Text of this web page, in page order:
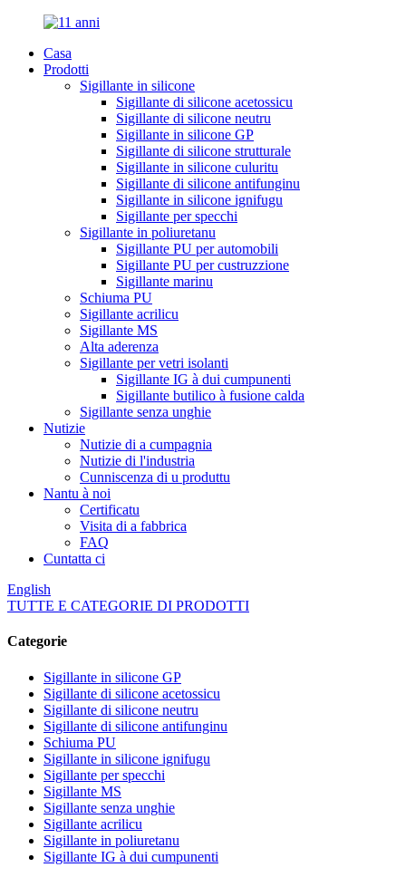
Casa
Prodotti
Sigillante in silicone
Sigillante di silicone acetossicu
Sigillante di silicone neutru
Sigillante in silicone GP
Sigillante di silicone strutturale
Sigillante in silicone culuritu
Sigillante di silicone antifunginu
Sigillante in silicone ignifugu
Sigillante per specchi
Sigillante in poliuretanu
Sigillante PU per automobili
Sigillante PU per custruzzione
Sigillante marinu
Schiuma PU
Sigillante acrilicu
Sigillante MS
Alta aderenza
Sigillante per vetri isolanti
Sigillante IG à dui cumpunenti
Sigillante butilico à fusione calda
Sigillante senza unghie
Nutizie
Nutizie di a cumpagnia
Nutizie di l'industria
Cunniscenza di u produttu
Nantu à noi
Certificatu
Visita di a fabbrica
FAQ
Cuntatta ci
English
TUTTE E CATEGORIE DI PRODOTTI
Categorie
Sigillante in silicone GP
Sigillante di silicone acetossicu
Sigillante di silicone neutru
Sigillante di silicone antifunginu
Schiuma PU
Sigillante in silicone ignifugu
Sigillante per specchi
Sigillante MS
Sigillante senza unghie
Sigillante acrilicu
Sigillante in poliuretanu
Sigillante IG à dui cumpunenti